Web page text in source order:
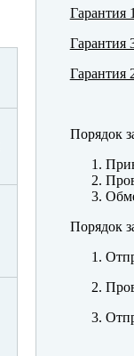
Гарантия
Гарантия
Гарантия
Порядок
Порядок